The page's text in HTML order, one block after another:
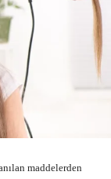
maddelerden